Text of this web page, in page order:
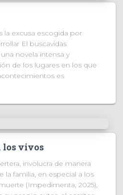
la excusa escogida por
El buscavidas
novela intensa y
de los lugares en los que
es
los vivos
involucra de manera
la familia, en especial a los
(Impedimenta, 2025),